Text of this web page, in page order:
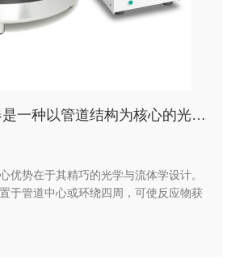
管式光化学反应器是一种以管道结构为核心的光催化反应设备
优势在于其精巧的光学与流体学设计。
于管道中心或环绕四周，可使反应物获